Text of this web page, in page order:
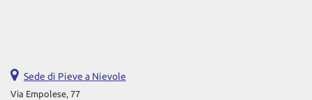
Sede di Pieve a Nievole
Via Empolese, 77